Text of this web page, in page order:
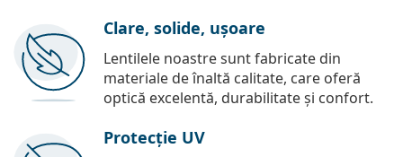
Clare, solide, ușoare
Lentilele noastre sunt fabricate din
materiale de înaltă calitate, care oferă
optică excelentă, durabilitate și confort.
Protecție UV